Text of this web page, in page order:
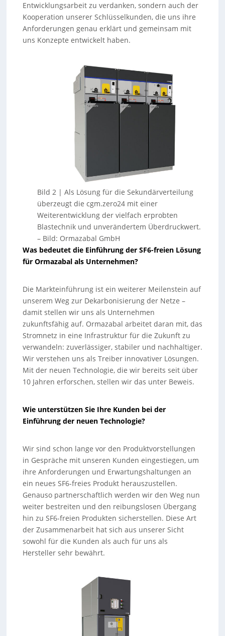
Entwicklungsarbeit zu verdanken, sondern auch der
Kooperation unserer Schlüsselkunden, die uns ihre
Anforderungen genau erklärt und gemeinsam mit
uns Konzepte entwickelt haben.
Bild 2 | Als Lösung für die Sekundärverteilung
überzeugt die cgm.zero24 mit einer
Weiterentwicklung der vielfach erprobten
Blastechnik und unverändertem Überdruckwert.
– Bild: Ormazabal GmbH
Was bedeutet die Einführung der SF6-freien Lösung
für Ormazabal als Unternehmen?
Die Markteinführung ist ein weiterer Meilenstein auf
unserem Weg zur Dekarbonisierung der Netze –
damit stellen wir uns als Unternehmen
zukunftsfähig auf. Ormazabal arbeitet daran mit, das
Stromnetz in eine Infrastruktur für die Zukunft zu
verwandeln: zuverlässiger, stabiler und nachhaltiger.
Wir verstehen uns als Treiber innovativer Lösungen.
Mit der neuen Technologie, die wir bereits seit über
10 Jahren erforschen, stellen wir das unter Beweis.
Wie unterstützen Sie Ihre Kunden bei der
Einführung der neuen Technologie?
Wir sind schon lange vor den Produktvorstellungen
in Gespräche mit unseren Kunden eingestiegen, um
ihre Anforderungen und Erwartungshaltungen an
ein neues SF6-freies Produkt herauszustellen.
Genauso partnerschaftlich werden wir den Weg nun
weiter bestreiten und den reibungslosen Übergang
hin zu SF6-freien Produkten sicherstellen. Diese Art
der Zusammenarbeit hat sich aus unserer Sicht
sowohl für die Kunden als auch für uns als
Hersteller sehr bewährt.